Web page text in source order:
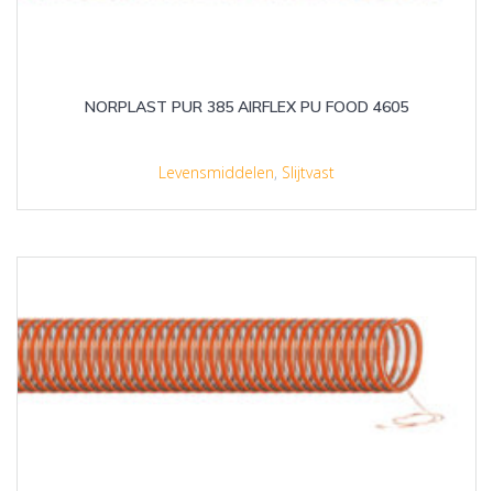
NORPLAST PUR 385 AIRFLEX PU FOOD 4605
Levensmiddelen, Slijtvast